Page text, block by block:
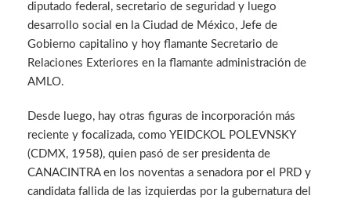
diputado federal, secretario de seguridad y luego
desarrollo social en la Ciudad de México, Jefe de
Gobierno capitalino y hoy flamante Secretario de
Relaciones Exteriores en la flamante administración de
AMLO.
Desde luego, hay otras figuras de incorporación más
reciente y focalizada, como YEIDCKOL POLEVNSKY
(CDMX, 1958), quien pasó de ser presidenta de
CANACINTRA en los noventas a senadora por el PRD y
candidata fallida de las izquierdas por la gubernatura del